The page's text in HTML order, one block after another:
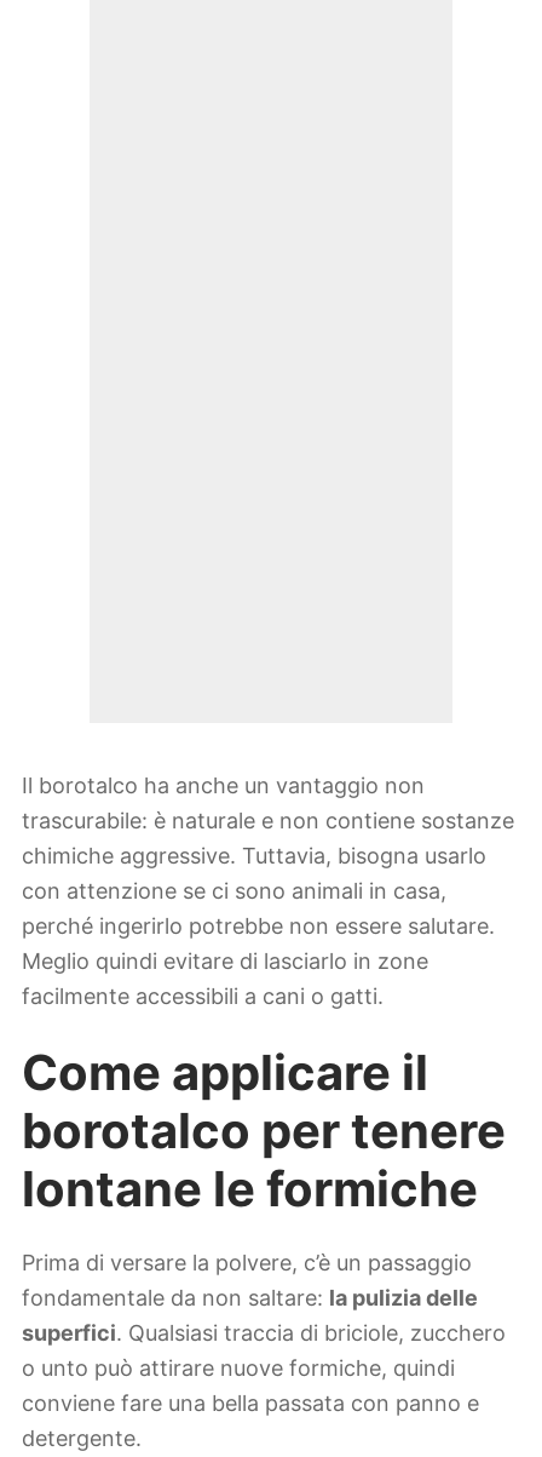
Il borotalco ha anche un vantaggio non
trascurabile: è naturale e non contiene sostanze
chimiche aggressive. Tuttavia, bisogna usarlo
con attenzione se ci sono animali in casa,
perché ingerirlo potrebbe non essere salutare.
Meglio quindi evitare di lasciarlo in zone
facilmente accessibili a cani o gatti.
Come applicare il
borotalco per tenere
lontane le formiche
Prima di versare la polvere, c’è un passaggio
fondamentale da non saltare: la pulizia delle
superfici. Qualsiasi traccia di briciole, zucchero
o unto può attirare nuove formiche, quindi
conviene fare una bella passata con panno e
detergente.